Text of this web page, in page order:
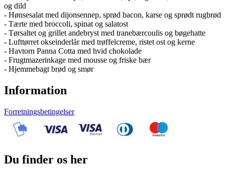
og dild
- Hønsesalat med dijonsennep, sprød bacon, karse og sprødt rugbrød
- Tærte med broccoli, spinat og salatost
- Tørsaltet og grillet andebryst med tranebærcoulis og bøgehatte
- Lufttørret okseinderlår med trøffelcreme, ristet ost og kerne
- Havtorn Panna Cotta med hvid chokolade
- Frugtmazerinkage med mousse og friske bær
- Hjemmebagt brød og smør
Information
Forretningsbetingelser
Du finder os her